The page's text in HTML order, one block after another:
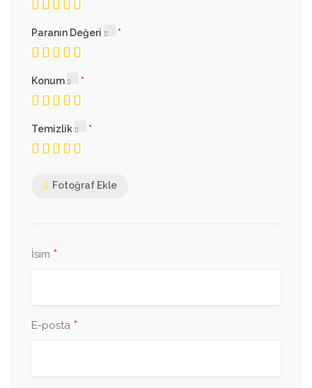
Paranın Değeri
Konum
Temizlik
Fotoğraf Ekle
İsim *
E-posta *